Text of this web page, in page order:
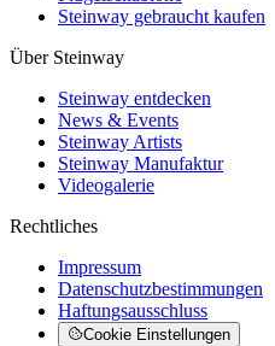
Steinway gebraucht kaufen
Über Steinway
Steinway entdecken
News & Events
Steinway Artists
Steinway Manufaktur
Videogalerie
Rechtliches
Impressum
Datenschutzbestimmungen
Haftungsausschluss
Cookie Einstellungen